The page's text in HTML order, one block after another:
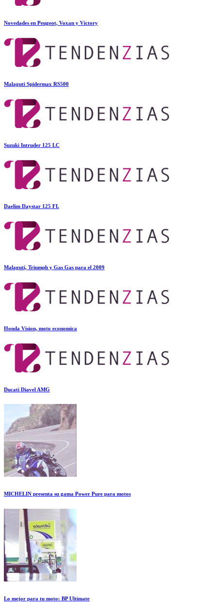
Novedades en Peugeot, Voxan y Victory
Malaguti Spidermax RS500
Suzuki Intruder 125 LC
Daelim Daystar 125 FI.
Malaguti, Triumph y Gas Gas para el 2009
Honda Vision, moto economica
Ducati Diavel AMG
MICHELIN presenta su gama Power Pure para motos
Lo mejor para tu moto: BP Ultimate